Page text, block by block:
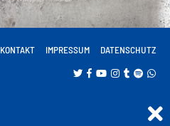
KONTAKT IMPRESSUM DATENSCHUTZ